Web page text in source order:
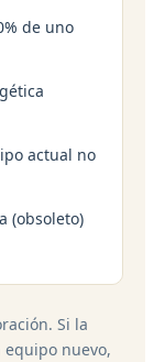
de uno
actual no
(obsoleto)
Si la
nuevo,